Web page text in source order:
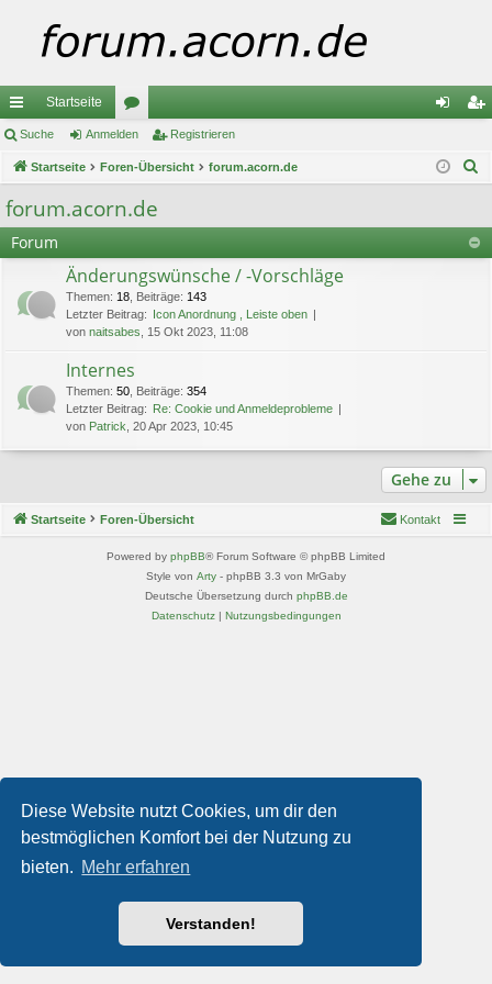
Diese Website nutzt Cookies, um dir den
bestmöglichen Komfort bei der Nutzung zu
bieten. Mehr erfahren
Verstanden!
ch
ne
llz
ug
Startseite
or
en m ist
re
Suche Anmelden Registrieren
Startseite Foren-Übersicht forum.acorn.de
e
forum.acorn.de
Forum
Änderungswünsche / -Vorschläge
Themen: 18 Beiträge: 143
Letzter Beitrag: Icon Anordnung , Leiste oben
von naitsabes , 15 Okt 2023, 11:08
Internes
Themen: 50 Beiträge: 354
Letzter Beitrag: Re: Cookie und Anmeldeprobleme
von Patrick , 20 Apr 2023, 10:45
Gehe zu
Startseite Foren-Übersicht Kontakt
Powered by phpBB® Forum Software © phpBB Limited
Style von Arty - phpBB 3.3 von MrGaby
Deutsche Übersetzung durch phpBB.de
Datenschutz| Nutzungsbedingungen